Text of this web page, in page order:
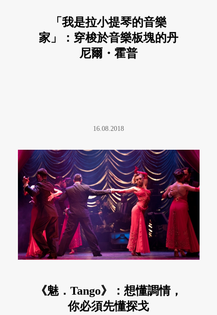
「我是拉小提琴的音樂
家」：穿梭於音樂板塊的丹
尼爾・霍普
16.08.2018
《魅．Tango》：想懂調情，
你必須先懂探戈